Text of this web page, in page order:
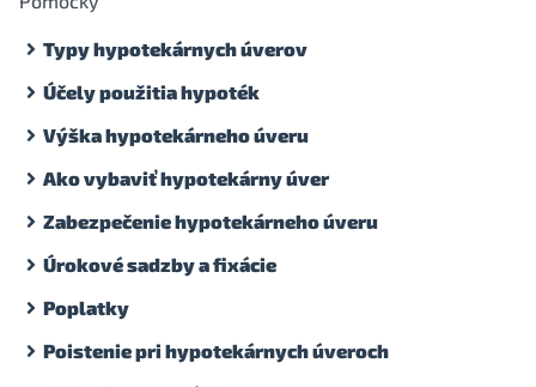
Typy hypotekárnych úverov
Účely použitia hypoték
Výška hypotekárneho úveru
Ako vybaviť hypotekárny úver
Zabezpečenie hypotekárneho úveru
Úrokové sadzby a fixácie
Poplatky
Poistenie pri hypotekárnych úveroch